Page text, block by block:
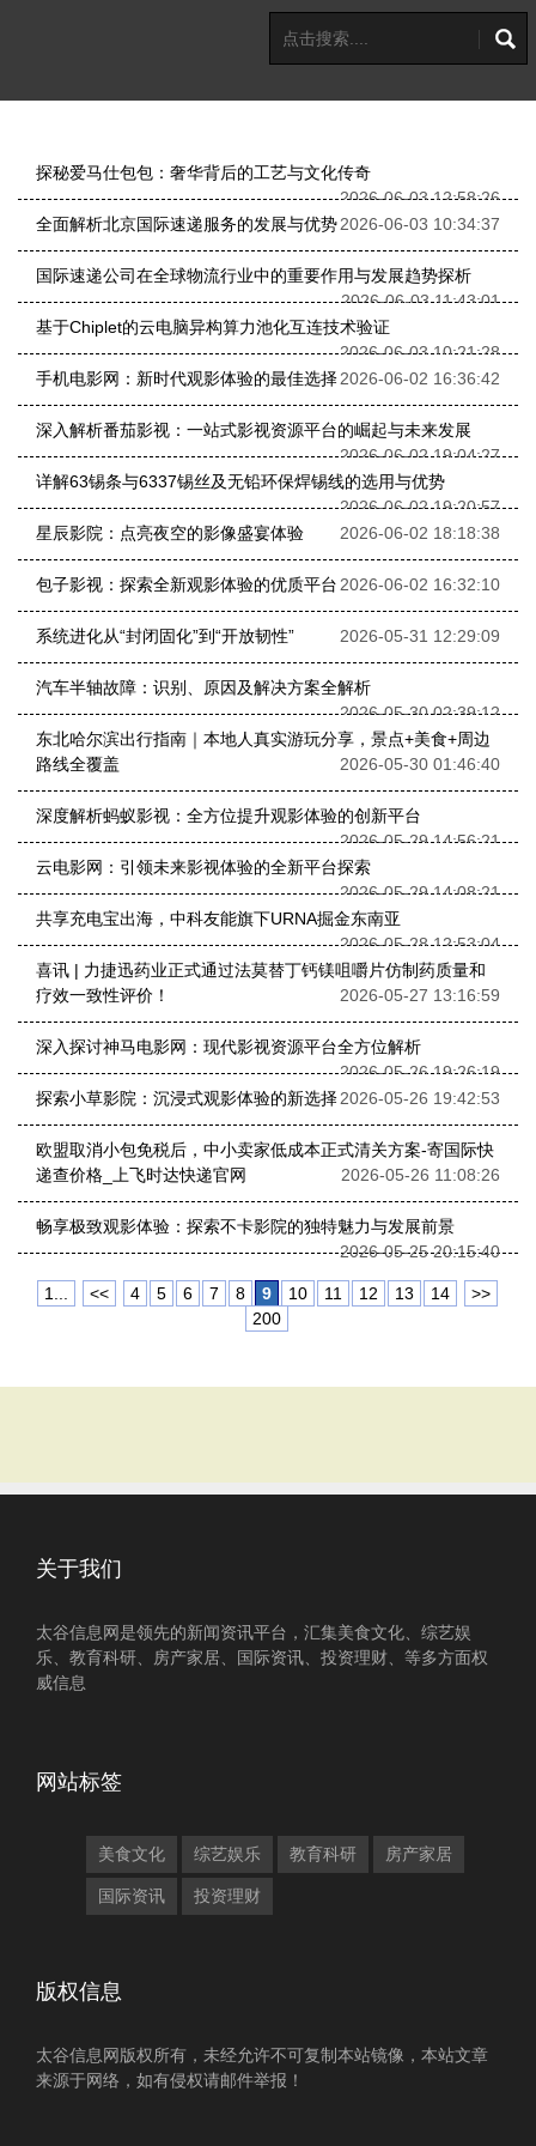
探秘爱马仕包包：奢华背后的工艺与文化传奇
2026-06-03 12:58:26
全面解析北京国际速递服务的发展与优势2026-06-03 10:34:37
国际速递公司在全球物流行业中的重要作用与发展趋势探析
2026-06-03 11:43:01
基于Chiplet的云电脑异构算力池化互连技术验证
2026-06-03 10:21:28
手机电影网：新时代观影体验的最佳选择2026-06-02 16:36:42
深入解析番茄影视：一站式影视资源平台的崛起与未来发展
2026-06-02 19:04:27
详解63锡条与6337锡丝及无铅环保焊锡线的选用与优势
2026-06-02 19:20:57
星辰影院：点亮夜空的影像盛宴体验
2026-06-02 18:18:38
包子影视：探索全新观影体验的优质平台 2026-06-02 16:32:10
系统进化从“封闭固化”到“开放韧性” 2026-05-31 12:29:09
汽车半轴故障：识别、原因及解决方案全解析
2026-05-30 02:39:12
东北哈尔滨出行指南｜本地人真实游玩分享，景点+美食+周边
路线全覆盖
2026-05-30 01:46:40
深度解析蚂蚁影视：全方位提升观影体验的创新平台
2026-05-29 14:56:21
云电影网：引领未来影视体验的全新平台探索
2026-05-29 14:08:21
共享充电宝出海，中科友能旗下URNA掘金东南亚
2026-05-28 12:53:04
喜讯 | 力捷迅药业正式通过法莫替丁钙镁咀嚼片仿制药质量和
疗效一致性评价！
2026-05-27 13:16:59
深入探讨神马电影网：现代影视资源平台全方位解析
2026-05-26 19:26:19
探索小草影院：沉浸式观影体验的新选择2026-05-26 19:42:53
欧盟取消小包免税后，中小卖家低成本正式清关方案-寄国际快
递查价格_上飞时达快递官网
2026-05-26 11:08:26
畅享极致观影体验：探索不卡影院的独特魅力与发展前景
2026-05-25 20:15:40
1... << 4 5 6 7 8 9 10 11 12 13 14
>>
200
关于我们
太谷信息网是领先的新闻资讯平台，汇集美食文化、综艺娱
乐、教育科研、房产家居、国际资讯、投资理财、等多方面权
威信息
网站标签
美食文化 综艺娱乐 教育科研 房产家居
国际资讯 投资理财
版权信息
太谷信息网版权所有，未经允许不可复制本站镜像，本站文章
来源于网络，如有侵权请邮件举报！